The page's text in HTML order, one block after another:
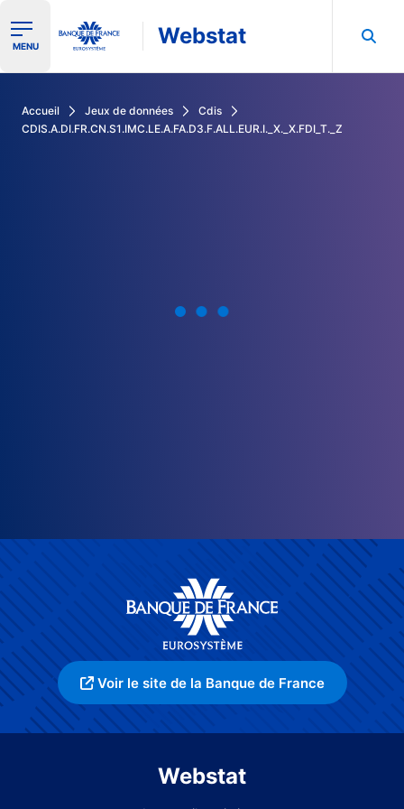
Ouvrir le menu de navigation
MENU Webstat
Accueil Jeux de données
Cdis
CDIS.A.DI.FR.CN.S1.IMC.LE.A.FA.D3.F.ALL.EUR.I._X._X.FDI_T._Z
Voir le site de la Banque de France
Webstat